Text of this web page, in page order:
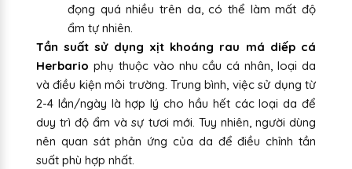
đọng quá nhiều trên da, có thể làm mất độ
ẩm tự nhiên.
Tần suất sử dụng xịt khoáng rau má diếp cá
Herbario phụ thuộc vào nhu cầu cá nhân, loại da
và điều kiện môi trường. Trung bình, việc sử dụng từ
2-4 lần/ngày là hợp lý cho hầu hết các loại da để
duy trì độ ẩm và sự tươi mới. Tuy nhiên, người dùng
nên quan sát phản ứng của da để điều chỉnh tần
suất phù hợp nhất.